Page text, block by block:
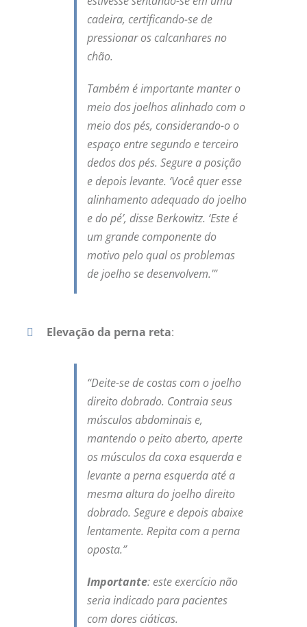
cadeira, certificando-se de
pressionar os calcanhares no
chão.
Também é importante manter o
meio dos joelhos alinhado com o
meio dos pés, considerando-o o
espaço entre segundo e terceiro
dedos dos pés. Segure a posição
e depois levante. ‘Você quer esse
alinhamento adequado do joelho
e do pé’, disse Berkowitz. ‘Este é
um grande componente do
motivo pelo qual os problemas
de joelho se desenvolvem.'”
Elevação da perna reta:
“Deite-se de costas com o joelho
direito dobrado. Contraia seus
músculos abdominais e,
mantendo o peito aberto, aperte
os músculos da coxa esquerda e
levante a perna esquerda até a
mesma altura do joelho direito
dobrado. Segure e depois abaixe
lentamente. Repita com a perna
oposta.”
Importante: este exercício não
seria indicado para pacientes
com dores ciáticas.